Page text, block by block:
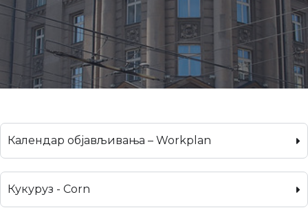
Календар објављивања – Workplan
Кукуруз - Corn